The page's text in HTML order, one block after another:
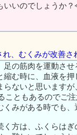
いのでしょうか
れ、むくみが改善さ
足の筋肉を運動さ
む時に、血液を
らないと思います
こともあるのでご
くみがある時でも
方は、ふくらは